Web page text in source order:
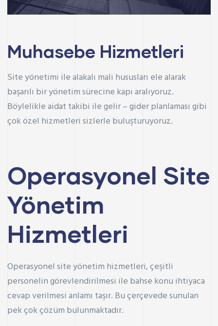
Muhasebe Hizmetleri
Site yönetimi ile alakalı mali hususları ele alarak
başarılı bir yönetim sürecine kapı aralıyoruz.
Böylelikleaidat takibi ile gelir – gider planlaması gibi
çok özel hizmetleri sizlerle buluşturuyoruz.
Operasyonel Site
Yönetim
Hizmetleri
Operasyonel site yönetim hizmetleri, çeşitli
personelin görevlendirilmesi ile bahse konu ihtiyaca
cevap verilmesi anlamı taşır. Bu çerçevede sunulan
pek çok çözüm bulunmaktadır.